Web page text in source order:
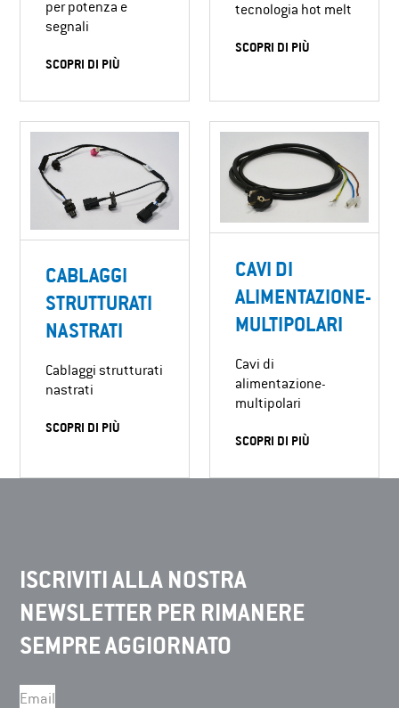
per potenza e
segnali
SCOPRI DI PIÙ
tecnologia hot melt
SCOPRI DI PIÙ
CABLAGGI
STRUTTURATI
NASTRATI
Cablaggi strutturati
nastrati
SCOPRI DI PIÙ
CAVI DI
ALIMENTAZIONE-
MULTIPOLARI
Cavi di
alimentazione-
multipolari
SCOPRI DI PIÙ
ISCRIVITI ALLA NOSTRA
NEWSLETTER PER RIMANERE
SEMPRE AGGIORNATO
Email